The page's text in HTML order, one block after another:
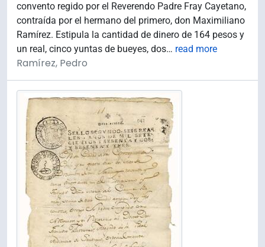
convento regido por el Reverendo Padre Fray Cayetano,
contraída por el hermano del primero, don Maximiliano
Ramírez. Estipula la cantidad de dinero de 164 pesos y
un real, cinco yuntas de bueyes, dos… read more
Ramírez, Pedro